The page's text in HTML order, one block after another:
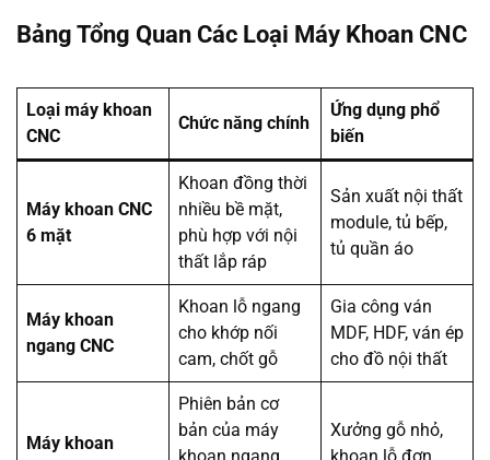
Bảng Tổng Quan Các Loại Máy Khoan CNC
Loại máy khoan
CNC
Chức năng chính
Ứng dụng phổ
biến
Máy khoan CNC
6 mặt
Khoan đồng thời
nhiều bề mặt,
phù hợp với nội
thất lắp ráp
Sản xuất nội thất
module, tủ bếp,
tủ quần áo
Máy khoan
ngang CNC
Khoan lỗ ngang
cho khớp nối
cam, chốt gỗ
Gia công ván
MDF, HDF, ván ép
cho đồ nội thất
Máy khoan
Phiên bản cơ
bản của máy
Xưởng gỗ nhỏ,